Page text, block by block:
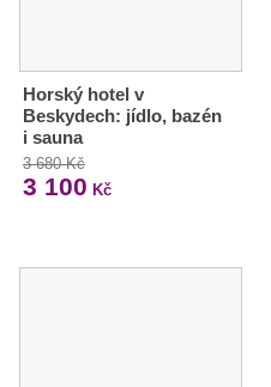
Horský hotel v
Beskydech: jídlo, bazén
i sauna
3 680 Kč
3 100 Kč